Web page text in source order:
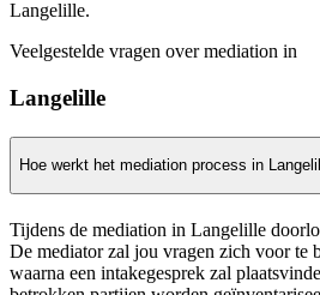
Langelille.
Veelgestelde vragen over mediation in
Langelille
Hoe werkt het mediation process in
Tijdens de mediation in Langelille
De mediator zal jou vragen zich voor te
waarna een intakegesprek zal